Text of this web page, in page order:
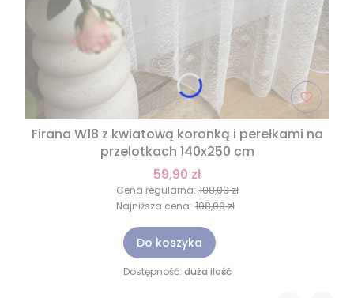
Firana W18 z kwiatową koronką i perełkami na
przelotkach 140x250 cm
59,90 zł
Cena regularna: 108,00 zł
Najniższa cena: 108,00 zł
Do koszyka
Dostępność: duża ilość